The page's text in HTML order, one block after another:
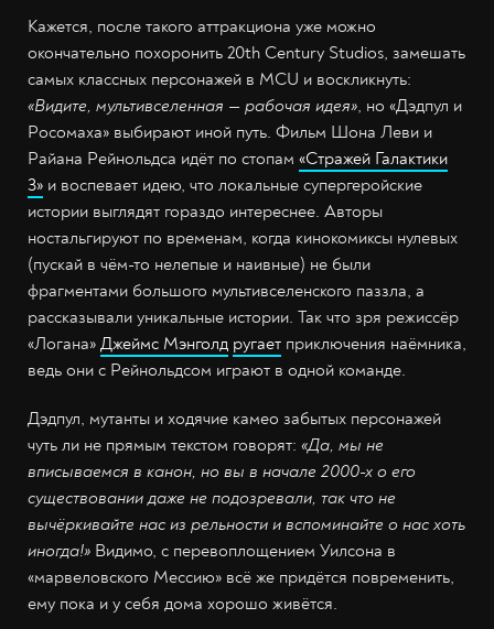
Кажется, после такого аттракциона уже можно
окончательно похоронить 20th Century Studios, замешать
самых классных персонажей в MCU и воскликнуть:
«Видите, мультивселенная — рабочая идея», но «Дэдпул и
Росомаха» выбирают иной путь. Фильм Шона Леви и
Райана Рейнольдса идёт по стопам «Стражей Галактики
3» и воспевает идею, что локальные супергеройские
истории выглядят гораздо интереснее. Авторы
ностальгируют по временам, когда кинокомиксы нулевых
(пускай в чём-то нелепые и наивные) не были
фрагментами большого мультивселенского паззла, а
рассказывали уникальные истории. Так что зря режиссёр
«Логана» Джеймс Мэнголд ругает приключения наёмника,
ведь они с Рейнольдсом играют в одной команде.
Дэдпул, мутанты и ходячие камео забытых персонажей
чуть ли не прямым текстом говорят: «Да, мы не
вписываемся в канон, но вы в начале 2000-х о его
существовании даже не подозревали, так что не
вычёркивайте нас из рельности и вспоминайте о нас хоть
иногда!» Видимо, с перевоплощением Уилсона в
«марвеловского Мессию» всё же придётся повременить,
ему пока и у себя дома хорошо живётся.